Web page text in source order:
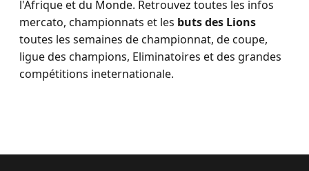
l'Afrique et du Monde. Retrouvez toutes les infos
mercato, championnats et les buts des Lions
toutes les semaines de championnat, de coupe,
ligue des champions, Eliminatoires et des grandes
compétitions ineternationale.